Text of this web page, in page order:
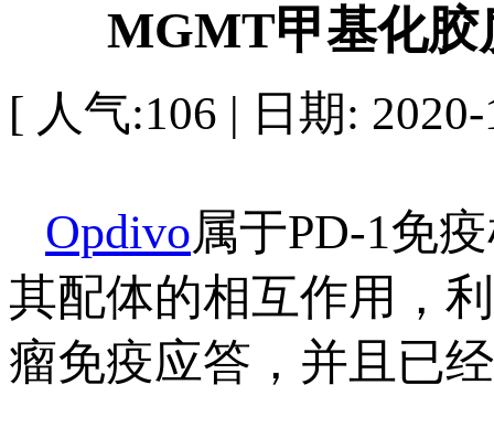
MGMT甲基化胶
[ 人气:106 | 日期:
Opdivo属于PD-1免
其配体的相互作用，
瘤免疫应答，并且已